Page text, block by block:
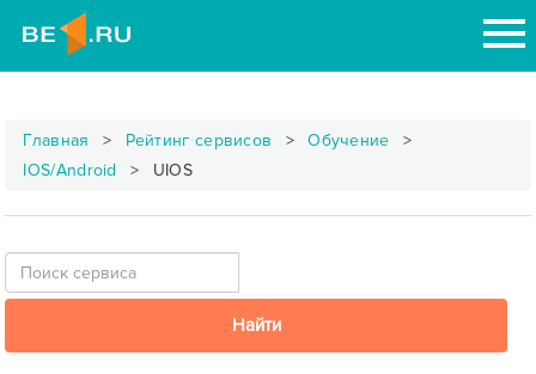
Главная Рейтинг сервисов
Обучение
IOS/Android
UIOS